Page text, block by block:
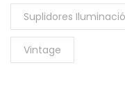
Suplidores
Vintage